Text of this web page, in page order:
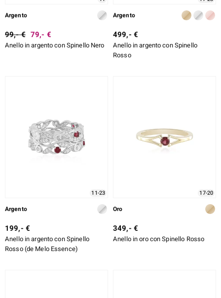
Argento
99,- € 79,- €
Anello in argento con Spinello Nero
Argento
499,- €
Anello in argento con Spinello
Rosso
11-23
Argento
199,- €
Anello in argento con Spinello
Rosso (de Melo Essence)
17-20
Oro
349,- €
Anello in oro con Spinello Rosso